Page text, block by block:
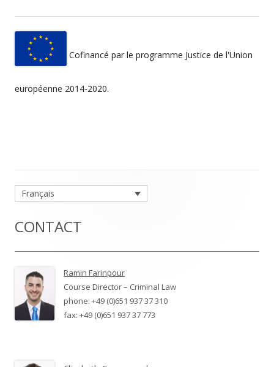
Cofinancé par le programme Justice de l'Union
européenne 2014-2020.
Main
Sidebar
Français
CONTACT
Ramin Farinpour
Course Director – Criminal Law
phone: +49 (0)651 937 37 310
fax: +49 (0)651 937 37 773